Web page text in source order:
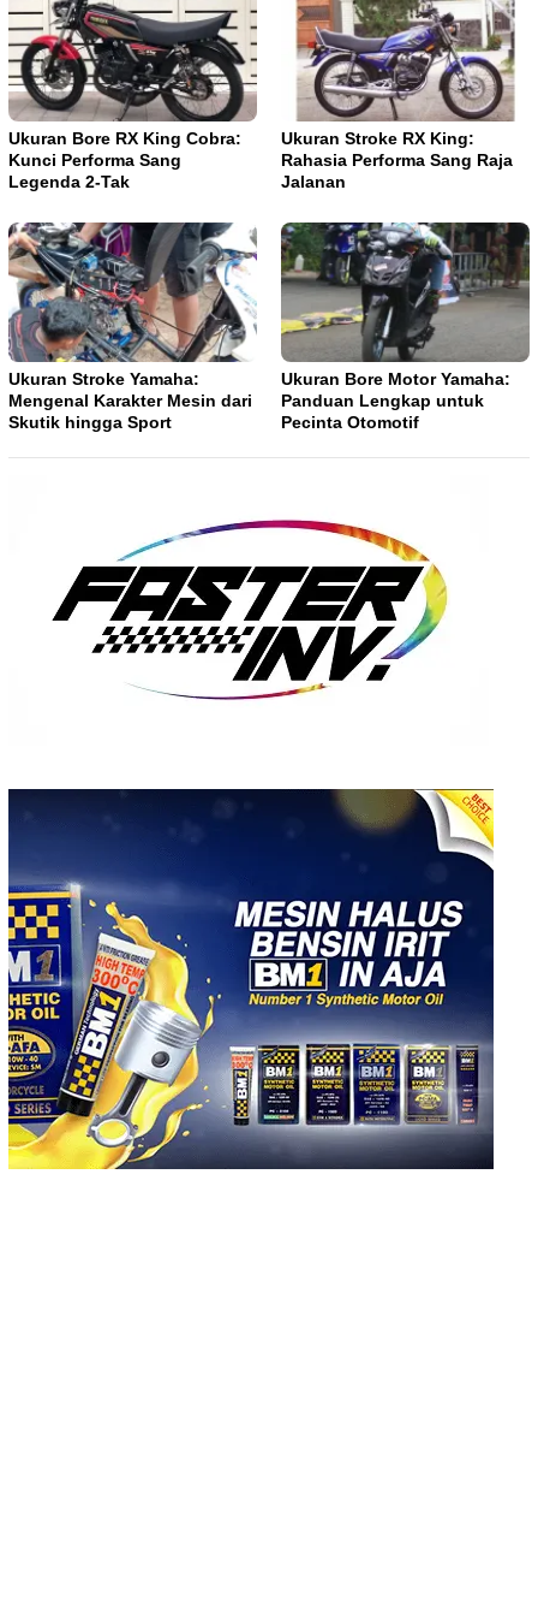
Ukuran Bore RX King Cobra:
Kunci Performa Sang
Legenda 2-Tak
Ukuran Stroke RX King:
Rahasia Performa Sang Raja
Jalanan
Ukuran Stroke Yamaha:
Mengenal Karakter Mesin dari
Skutik hingga Sport
Ukuran Bore Motor Yamaha:
Panduan Lengkap untuk
Pecinta Otomotif